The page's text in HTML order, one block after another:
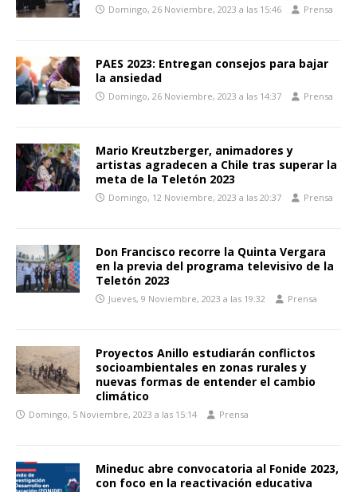
Domingo, 26 Noviembre, 2023 a las 15:46 Prensa
PAES 2023: Entregan consejos para bajar
la ansiedad
Domingo, 26 Noviembre, 2023 a las 14:37 Prensa
Mario Kreutzberger, animadores y
artistas agradecen a Chile tras superar la
meta de la Teletón 2023
Domingo, 12 Noviembre, 2023 a las 20:37 Prensa
Don Francisco recorre la Quinta Vergara
en la previa del programa televisivo de la
Teletón 2023
Jueves, 9 Noviembre, 2023 a las 19:32 Prensa
Proyectos Anillo estudiarán conflictos
socioambientales en zonas rurales y
nuevas formas de entender el cambio
climático
Domingo, 5 Noviembre, 2023 a las 15:14 Prensa
Mineduc abre convocatoria al Fonide 2023,
con foco en la reactivación educativa